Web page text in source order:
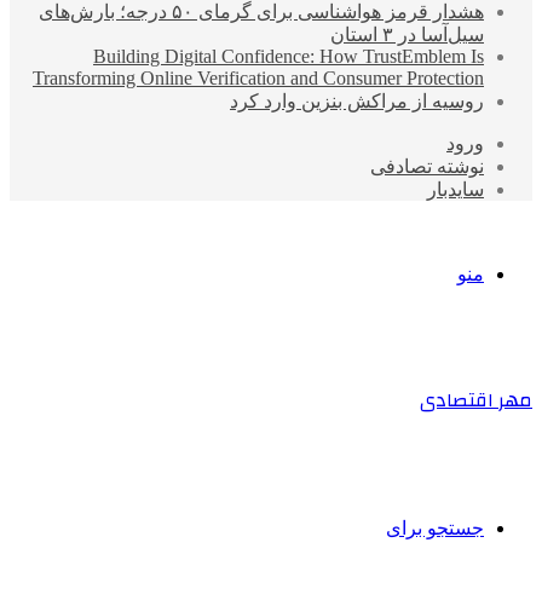
هشدار قرمز هواشناسی برای گرمای ۵۰ درجه؛ بارش‌های
سیل‌آسا در ۳ استان
Building Digital Confidence: How TrustEmblem Is
Transforming Online Verification and Consumer Protection
روسیه از مراکش بنزین وارد کرد
ورود
نوشته تصادفی
سایدبار
منو
مهر اقتصادی
جستجو برای